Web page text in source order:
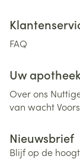
FAQ
Uw apotheek
Over ons
van wacht
Nieuwsbrief
Blijf op de